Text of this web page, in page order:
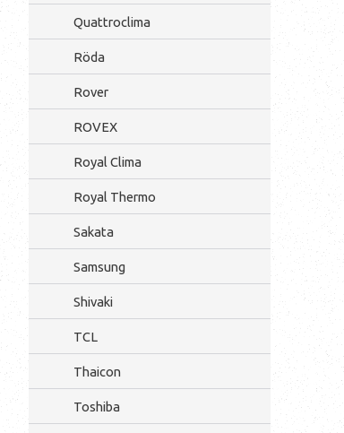
Quattroclima
Röda
Rover
ROVEX
Royal Clima
Royal Thermo
Sakata
Samsung
Shivaki
TCL
Thaicon
Toshiba